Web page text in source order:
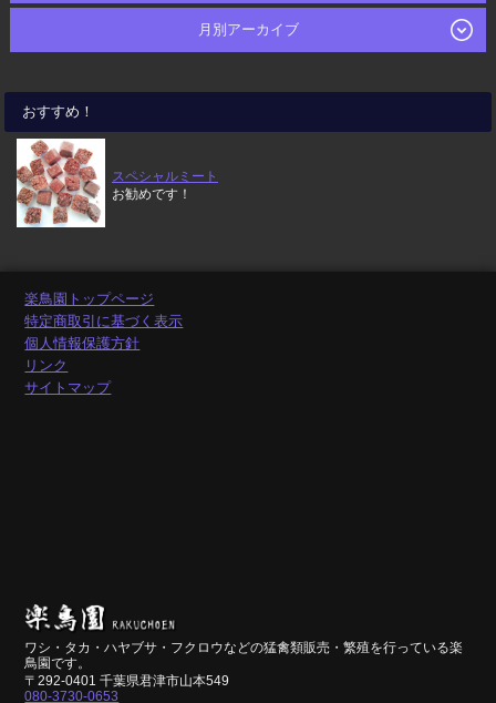
月別アーカイブ
おすすめ！
スペシャルミート
お勧めです！
楽鳥園トップページ
特定商取引に基づく表示
個人情報保護方針
リンク
サイトマップ
ワシ・タカ・ハヤブサ・フクロウなどの猛禽類販売・繁殖を行っている楽
鳥園です。
〒292-0401 千葉県君津市山本549
080-3730-0653